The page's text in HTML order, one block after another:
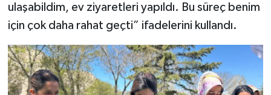
ulaşabildim, ev ziyaretleri yapıldı. Bu süreç benim
için çok daha rahat geçti” ifadelerini kullandı.